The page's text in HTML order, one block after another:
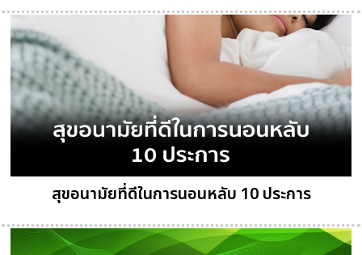
สุขอนามัยที่ดีในการนอนหลับ 10 ประการ